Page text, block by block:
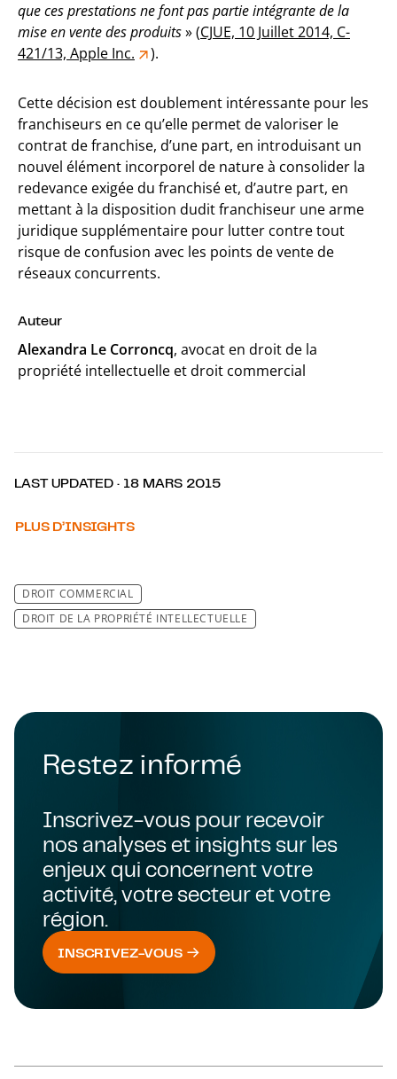
que ces prestations ne font pas partie intégrante de la
mise en vente des produits» (CJUE, 10 Juillet 2014, C-
421/13, Apple Inc.
).
Cette décision est doublement intéressante pour les
franchiseurs en ce qu’elle permet de valoriser le
contrat de franchise, d’une part, en introduisant un
nouvel élément incorporel de nature à consolider la
redevance exigée du franchisé et, d’autre part, en
mettant à la disposition dudit franchiseur une arme
juridique supplémentaire pour lutter contre tout
risque de confusion avec les points de vente de
réseaux concurrents.
Auteur
Alexandra Le Corroncq, avocat en droit de la
propriété intellectuelle et droit commercial
LAST UPDATED · 18 MARS 2015
PLUS D’INSIGHTS
DROIT COMMERCIAL
DROIT DE LA PROPRIÉTÉ INTELLECTUELLE
Restez informé
Inscrivez-vous pour recevoir
nos analyses et insights sur les
enjeux qui concernent votre
activité, votre secteur et votre
région.
INSCRIVEZ-VOUS